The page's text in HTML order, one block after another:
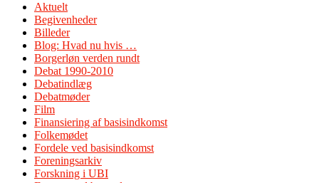
Aktuelt
Begivenheder
Billeder
Blog: Hvad nu hvis …
Borgerløn verden rundt
Debat 1990-2010
Debatindlæg
Debatmøder
Film
Finansiering af basisindkomst
Folkemødet
Fordele ved basisindkomst
Foreningsarkiv
Forskning i UBI